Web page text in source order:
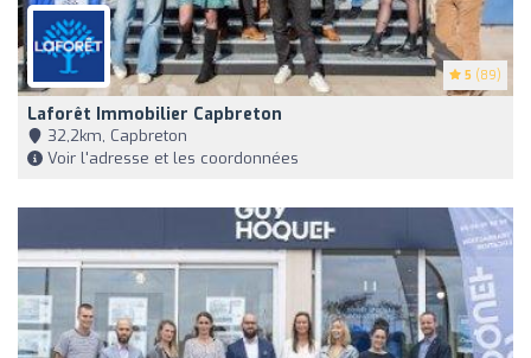
5 (89)
Laforêt Immobilier Capbreton
32,2km, Capbreton
Voir l'adresse et les coordonnées